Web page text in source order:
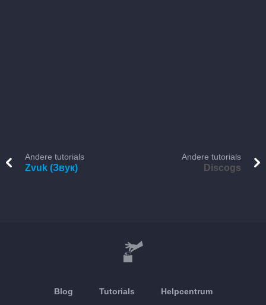
Andere tutorials
Zvuk (Звук)
Andere tutorials
Discogs
Blog Tutorials Helpcentrum